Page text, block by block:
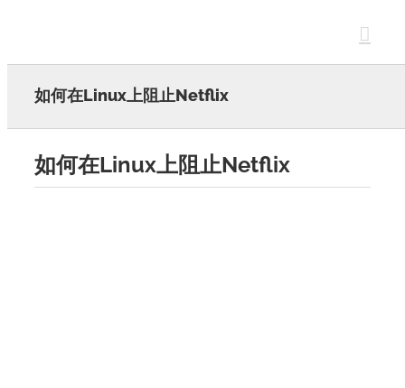
如何在Linux上阻止Netflix
如何在Linux上阻止Netflix